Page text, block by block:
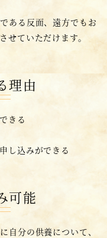
ある反面、遠方でもお
せていただけます。
理由
きる
し込みができる
可能
自分の供養について、